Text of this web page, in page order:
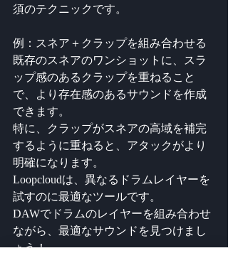
須のテクニックです。
例：スネア＋クラップを組み合わせる
既存のスネアのワンショットに、スラ
ップ感のあるクラップを重ねること
で、より存在感のあるサウンドを作成
できます。
特に、クラップがスネアの高域を補完
するように重ねると、アタックがより
明確になります。
Loopcloudは、異なるドラムレイヤーを
試すのに最適なツールです。
DAWでドラムのレイヤーを組み合わせ
ながら、最適なサウンドを見つけまし
ょう！